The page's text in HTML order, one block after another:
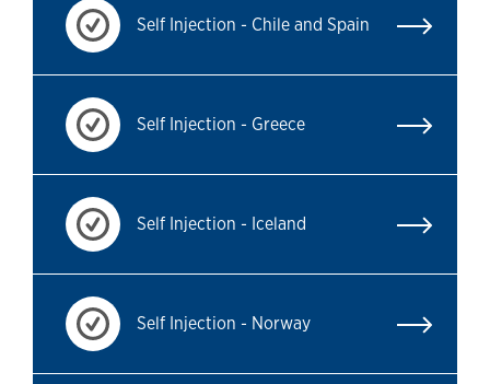
Self Injection - Chile and Spain
Self Injection - Greece
Self Injection - Iceland
Self Injection - Norway